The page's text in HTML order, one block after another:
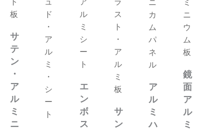
ト
板
サ
テ
ン
・
ア
ル
ミ
ニ
ュ
ド
・
ア
ル
ミ
・
シ
ー
ト
ア
ル
ミ
シ
ー
ト
エ
ン
ボ
ス
ラ
ス
ト
・
ア
ル
ミ
板
サ
ン
ニ
カ
ム
パ
ネ
ル
ア
ル
ミ
ハ
ミ
ニ
ウ
ム
板
鏡
面
ア
ル
ミ